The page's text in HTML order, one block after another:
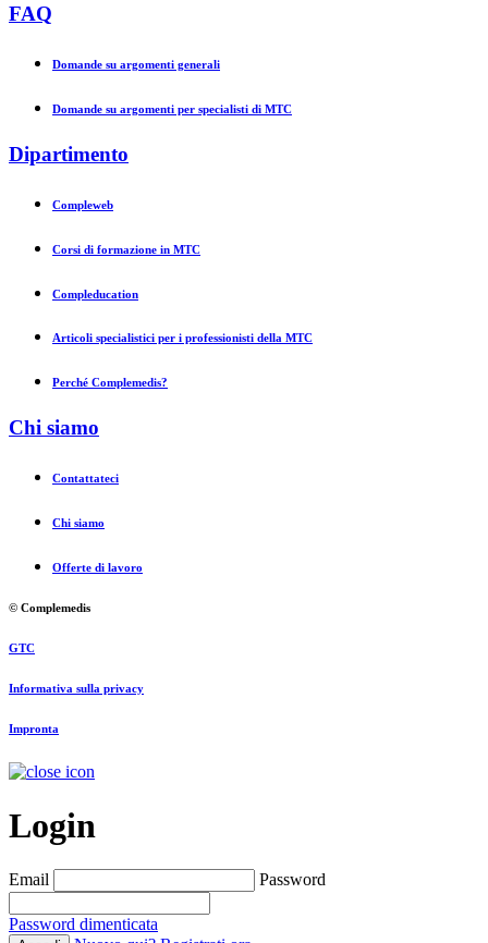
FAQ
Domande su argomenti generali
Domande su argomenti per specialisti di MTC
Dipartimento
Compleweb
Corsi di formazione in MTC
Compleducation
Articoli specialistici per i professionisti della MTC
Perché Complemedis?
Chi siamo
Contattateci
Chi siamo
Offerte di lavoro
© Complemedis
GTC
Informativa sulla privacy
Impronta
Login
Email Password
Password dimenticata